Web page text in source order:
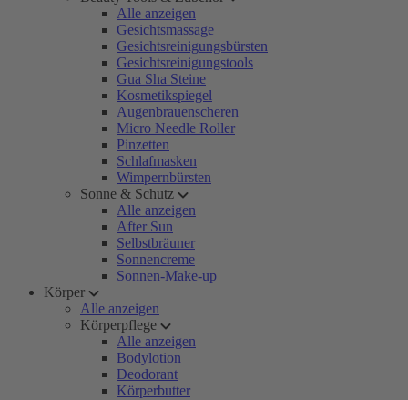
Alle anzeigen
Gesichtsmassage
Gesichtsreinigungsbürsten
Gesichtsreinigungstools
Gua Sha Steine
Kosmetikspiegel
Augenbrauenscheren
Micro Needle Roller
Pinzetten
Schlafmasken
Wimpernbürsten
Sonne & Schutz
Alle anzeigen
After Sun
Selbstbräuner
Sonnencreme
Sonnen-Make-up
Körper
Alle anzeigen
Körperpflege
Alle anzeigen
Bodylotion
Deodorant
Körperbutter